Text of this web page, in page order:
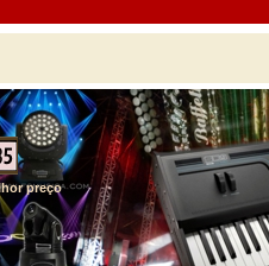
preço